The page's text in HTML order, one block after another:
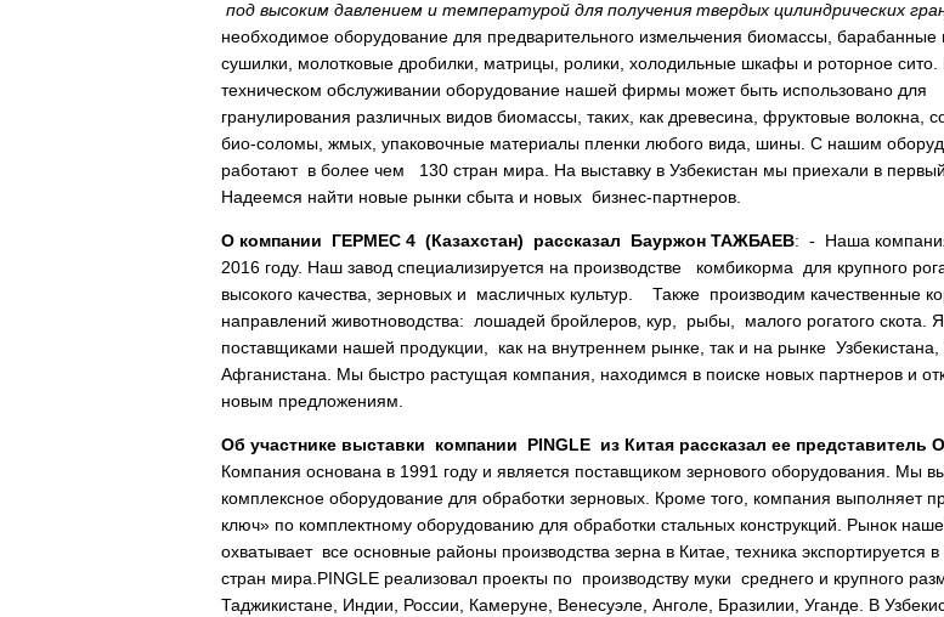
под высоким давлением и температурой для получения твердых цилиндрических
необходимое оборудование для предварительного измельчения биомассы, барабанные
сушилки, молотковые дробилки, матрицы, ролики, холодильные шкафы и роторное сито.
техническом обслуживании оборудование нашей фирмы может быть использовано для
гранулирования различных видов биомассы, таких, как древесина, фруктовые волокна,
био-соломы, жмых, упаковочные материалы пленки любого вида, шины. С нашим
работают в более чем 130 стран мира. На выставку в Узбекистан мы приехали в первый
Надеемся найти новые рынки сбыта и новых бизнес-партнеров.
О компании ГЕРМЕС 4 (Казахстан) рассказал Бауржон ТАЖБАЕВ: - Наша
2016 году. Наш завод специализируется на производстве комбикорма для крупного
высокого качества, зерновых и масличных культур. Также производим качественные
направлений животноводства: лошадей бройлеров, кур, рыбы, малого рогатого скота.
поставщиками нашей продукции, как на внутреннем рынке, так и на рынке Узбекистана,
Афганистана. Мы быстро растущая компания, находимся в поиске новых партнеров и
новым предложениям.
Об участнике выставки компании PINGLE из Китая рассказал ее представитель
Компания основана в 1991 году и является поставщиком зернового оборудования. Мы
комплексное оборудование для обработки зерновых. Кроме того, компания выполняет
ключ» по комплектному оборудованию для обработки стальных конструкций. Рынок
охватывает все основные районы производства зерна в Китае, техника экспортируется
стран мира.PINGLE реализовал проекты по производству муки среднего и крупного
Таджикистане, Индии, России, Камеруне, Венесуэле, Анголе, Бразилии, Уганде. В